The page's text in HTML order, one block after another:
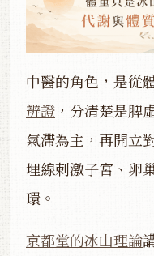
中醫的角色，是從
辨證 ，分清楚是脾
氣滯為主，再開立
埋線刺激子宮、卵
環。
京都堂的冰山理論